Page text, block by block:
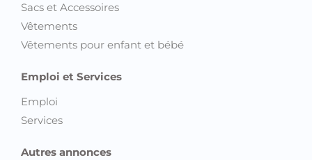
Sacs et Accessoires
Vêtements
Vêtements pour enfant et bébé
Emploi et Services
Emploi
Services
Autres annonces